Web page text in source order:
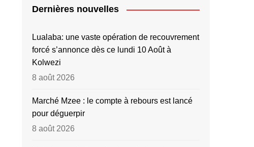
Dernières nouvelles
Lualaba: une vaste opération de recouvrement
forcé s’annonce dès ce lundi 10 Août à
Kolwezi
8 août 2026
Marché Mzee : le compte à rebours est lancé
pour déguerpir
8 août 2026